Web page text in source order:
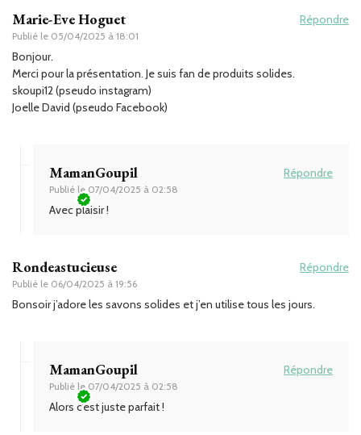
Marie-Eve Hoguet
Publié le 05/04/2025 à 18:01
Répondre
Bonjour.
Merci pour la présentation. Je suis fan de produits solides.
skoupi12 (pseudo instagram)
Joelle David (pseudo Facebook)
MamanGoupil
Publié le 07/04/2025 à 02:58
Répondre
Avec plaisir !
Rondeastucieuse
Publié le 06/04/2025 à 19:56
Répondre
Bonsoir j’adore les savons solides et j’en utilise tous les jours.
MamanGoupil
Publié le 07/04/2025 à 02:58
Répondre
Alors c’est juste parfait !